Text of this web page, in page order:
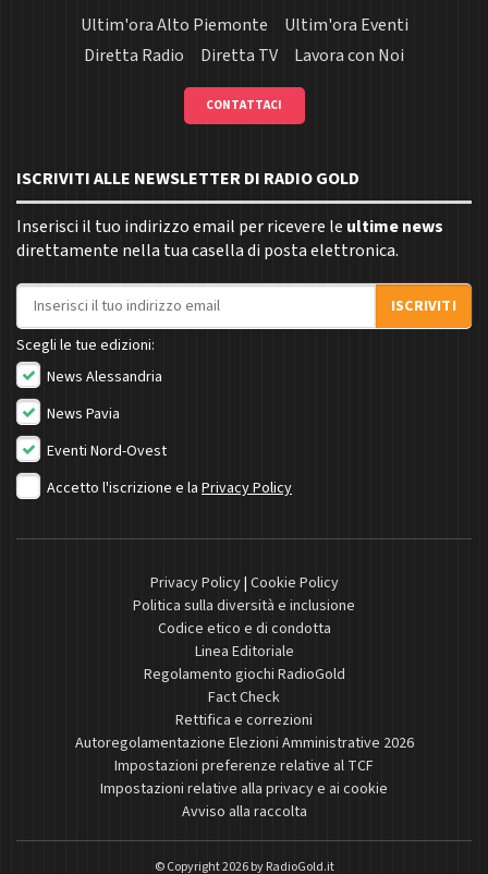
Ultim'ora Alto Piemonte
Ultim'ora Eventi
Diretta Radio
Diretta TV Lavora con Noi
CONTATTACI
ISCRIVITI ALLE NEWSLETTER DI RADIO GOLD
Inserisci il tuo indirizzo email per ricevere le ultime news
direttamente nella tua casella di posta elettronica.
Indirizzo email
ISCRIVITI
Scegli le tue edizioni:
News Alessandria
News Pavia
Eventi Nord-Ovest
Accetto l'iscrizione e la Privacy Policy
Privacy Policy| Cookie Policy
Politica sulla diversità e inclusione
Codice etico e di condotta
Linea Editoriale
Regolamento giochi RadioGold
Fact Check
Rettifica e correzioni
Autoregolamentazione Elezioni Amministrative 2026
Impostazioni preferenze relative al TCF
Impostazioni relative alla privacy e ai cookie
Avviso alla raccolta
© Copyright 2026 byRadioGold.it